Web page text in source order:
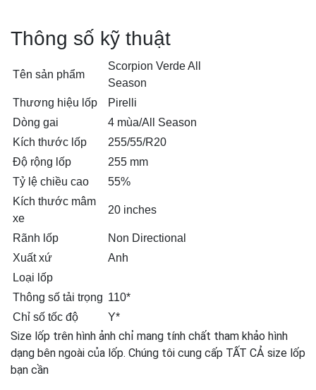
Thông số kỹ thuật
Tên sản phẩm
Scorpion Verde All
Season
Thương hiệu lốp
Pirelli
Dòng gai
4 mùa/All Season
Kích thước lốp
255/55/R20
Độ rộng lốp
255 mm
Tỷ lệ chiều cao
55%
Kích thước mâm
xe
20 inches
Rãnh lốp
Non Directional
Xuất xứ
Anh
Loại lốp
Thông số tải trọng 110*
Chỉ số tốc độ
Y*
Size lốp trên hình ảnh chỉ mang tính chất tham khảo hình
dạng bên ngoài của lốp. Chúng tôi cung cấp TẤT CẢ size lốp
bạn cần